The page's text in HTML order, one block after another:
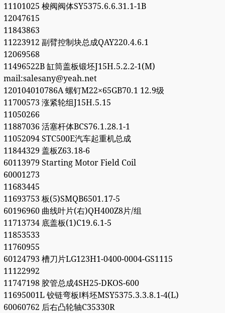
11101025 梭阀阀体SY5375.6.6.31.1-1B
12047615
11843863
11223912 副臂控制块总成QAY220.4.6.1
12069568
11496522B 缸筒盖板锻坯J15H.5.2.2-1(M)
mail:salesany@yeah.net
120104010786A 螺钉M22×65GB70.1 12.9级
11700573 涨紧轮组J15H.5.15
11050266
11887036 活塞杆体BCS76.1.28.1-1
11052094 STC500E汽车起重机总成
11844329 盖板Z63.18-6
60113979 Starting Motor Field Coil
60001273
11683445
11693753 板(5)SMQB6501.17-5
60196960 曲线叶片(右)QH400Z8片/组
11713734 底盖板(1)C19.6.1-5
11853533
11760955
60124793 槽刀片LG123H1-0400-0004-GS1115
11122992
11747198 胶管总成4SH25-DKOS-600
11695001L 铰链弯板Ⅰ料坯MSY5375.3.3.8.1-4(L)
60060762 后右凸轮轴C35330R